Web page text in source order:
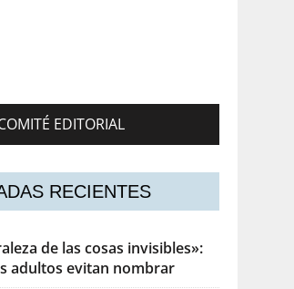
EDITORIAL
RECIENTES
de las cosas invisibles»:
adultos evitan nombrar